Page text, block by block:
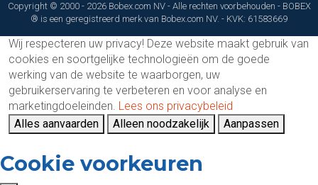
Copyright © 2000 - 2026 Bobex.com NV - Alle rechten voorbehouden - BOBEX
® is een geregistreerd merk van Bobex.com NV. - KVK: 61583669
Wij respecteren uw privacy! Deze website maakt gebruik van
cookies en soortgelijke technologieën om de goede
werking van de website te waarborgen, uw
gebruikerservaring te verbeteren en voor analyse en
marketingdoeleinden. Lees ons privacybeleid
Alles aanvaarden
Alleen noodzakelijk Aanpassen
Cookie voorkeuren